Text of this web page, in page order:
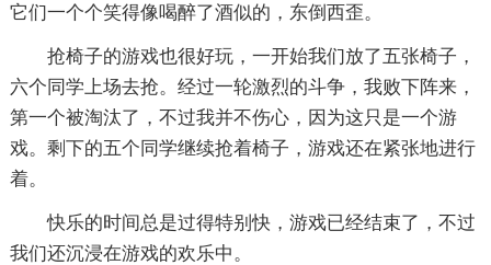
它们一个个笑得像喝醉了酒似的，东倒西歪。
抢椅子的游戏也很好玩，一开始我们放了五张椅子，
六个同学上场去抢。经过一轮激烈的斗争，我败下阵来，
第一个被淘汰了，不过我并不伤心，因为这只是一个游
戏。剩下的五个同学继续抢着椅子，游戏还在紧张地进行
着。
快乐的时间总是过得特别快，游戏已经结束了，不过
我们还沉浸在游戏的欢乐中。